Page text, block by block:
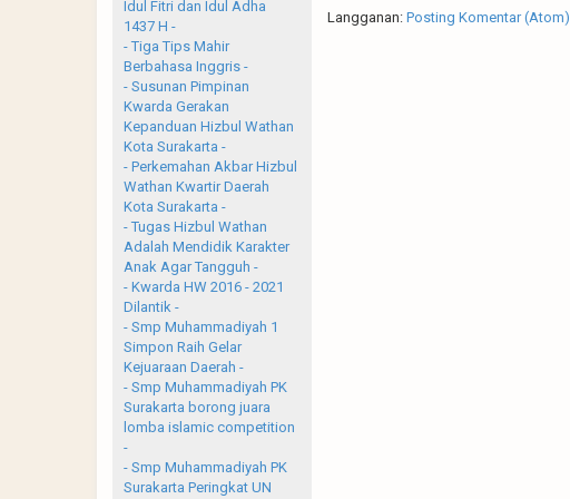
Langganan: Posting Komentar (Atom)
Idul Fitri dan Idul Adha
1437 H -
- Tiga Tips Mahir
Berbahasa Inggris -
- Susunan Pimpinan
Kwarda Gerakan
Kepanduan Hizbul Wathan
Kota Surakarta -
- Perkemahan Akbar Hizbul
Wathan Kwartir Daerah
Kota Surakarta -
- Tugas Hizbul Wathan
Adalah Mendidik Karakter
Anak Agar Tangguh -
- Kwarda HW 2016 - 2021
Dilantik -
- Smp Muhammadiyah 1
Simpon Raih Gelar
Kejuaraan Daerah -
- Smp Muhammadiyah PK
Surakarta borong juara
lomba islamic competition
-
- Smp Muhammadiyah PK
Surakarta Peringkat UN